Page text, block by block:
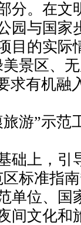
分。在文
园与国家
目的实际
景区、
求有机融
游”示范
础上，引
标准指
单位、国
间文化和